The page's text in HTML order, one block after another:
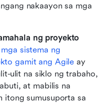
nakaayon sa mga
ng proyekto
sistema ng
gamit ang Agile ay
ulit na siklo ng trabaho,
at mabilis na
itong sumusuporta sa